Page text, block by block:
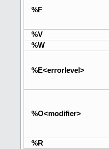
%F
%V
%W
%E<errorlevel>
%O<modifier>
%R